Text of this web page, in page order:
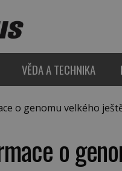
VĚDA A TECHNIKA
o genomu velkého
o